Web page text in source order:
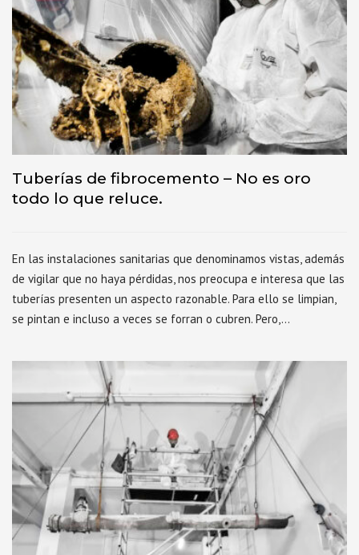
Tuberías de fibrocemento – No es oro
todo lo que reluce.
En las instalaciones sanitarias que denominamos vistas, además
de vigilar que no haya pérdidas, nos preocupa e interesa que las
tuberías presenten un aspecto razonable. Para ello se limpian,
se pintan e incluso a veces se forran o cubren. Pero,…